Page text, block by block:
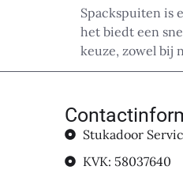
Spackspuiten is
het biedt een
keuze, zowel bij
Stukadoor
KVK: 58037640